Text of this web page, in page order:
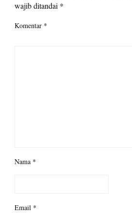
wajib ditandai *
Komentar *
Nama *
Email *